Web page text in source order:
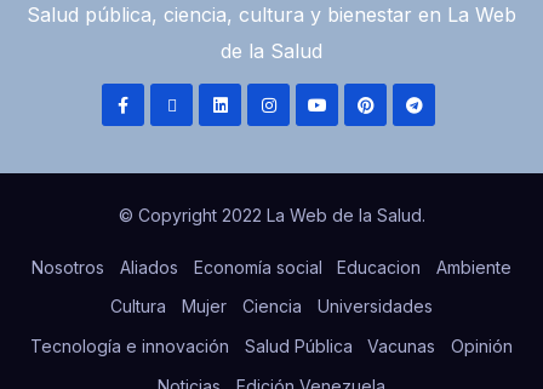
Salud pública, ciencia, cultura y bienestar en La Web
de la Salud
© Copyright 2022 La Web de la Salud.
Nosotros Aliados Economía social Educacion
Ambiente
Cultura
Mujer Ciencia
Universidades
Tecnología e innovación
Salud Pública Vacunas
Opinión